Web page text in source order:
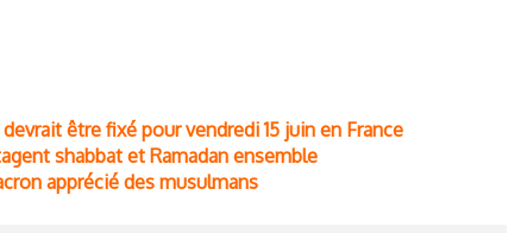
être fixé pour vendredi 15 juin en France
shabbat et Ramadan ensemble
apprécié des musulmans